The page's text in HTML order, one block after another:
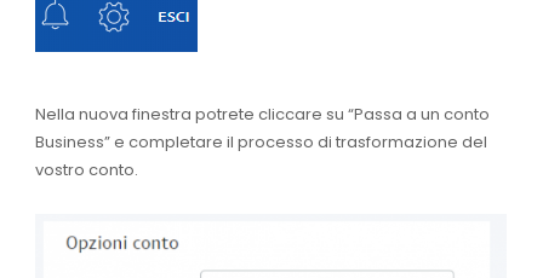
Nella nuova finestra potrete cliccare su “Passa a un conto
Business” e completare il processo di trasformazione del
vostro conto.